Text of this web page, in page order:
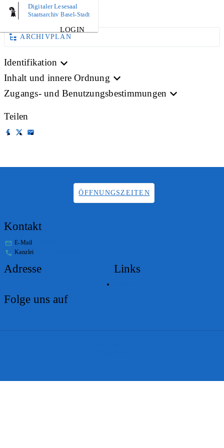
Digitaler Lesesaal
Staatsarchiv Basel-Stadt
LOGIN
BILD
ARCHIVPLAN
Identifikation
Inhalt und innere Ordnung
Zugangs- und Benutzungsbestimmungen
Teilen
ÖFFNUNGSZEITEN
Kontakt
E-Mail
Kanzlei
Adresse Links
Folge uns auf